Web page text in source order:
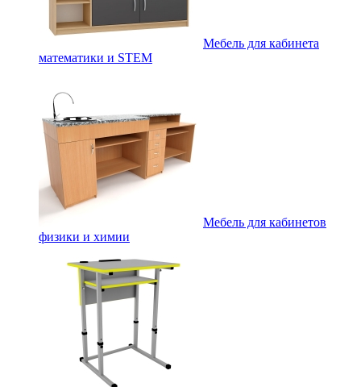
Мебель для кабинета
математики и STEM
Мебель для кабинетов
физики и химии